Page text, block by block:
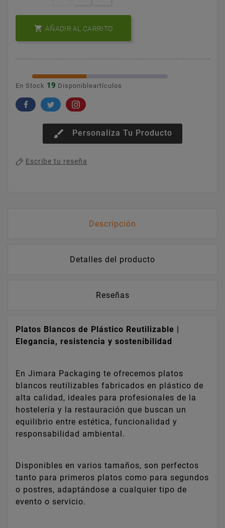
 AÑADIR AL CARRITO
En Stock 19 Disponibleartículos
brush Personaliza Tu Producto
Escribe tu reseña
Descripción
Detalles del producto
Reseñas
Platos Blancos de Plástico Reutilizable |
Elegancia, resistencia y sostenibilidad
En Jimara Packaging te ofrecemos platos
blancos reutilizables fabricados en plástico de
alta calidad, ideales para profesionales de la
hostelería y la restauración que buscan un
equilibrio entre estética, funcionalidad y
responsabilidad ambiental.
Disponibles en varios tamaños, son perfectos
tanto para primeros platos como para segundos
o postres, adaptándose a cualquier tipo de
evento o servicio.